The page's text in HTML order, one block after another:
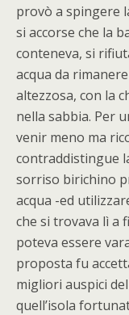
provò a spingere
si accorse che la
conteneva, si
acqua da
altezzosa, con la
nella sabbia. Per
venir meno ma
contraddistingue
sorriso birichino
acqua -ed
che si trovava lì a
poteva essere
proposta fu
migliori auspici
quell’isola